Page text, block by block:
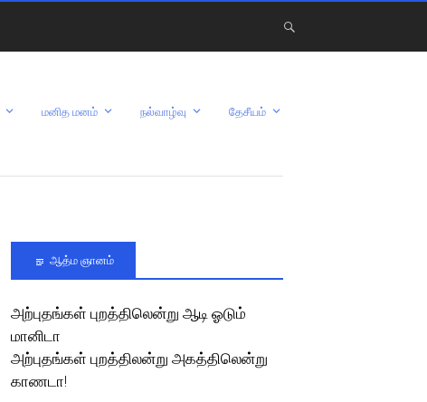
மனித மனம் நல்வாழ்வு தேசீயம்
ஆத்ம ஞானம்
அற்புதங்கள் புறத்திலென்று ஆடி ஓடும்
மானிடா
அற்புதங்கள் புறத்திலன்று அகத்திலென்று
காணடா!